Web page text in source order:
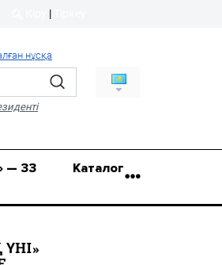
8 (7112) 50-86-31
Қ.Жұмағалиев (Фрунзе)
|
нұсқа
— 33
Каталог